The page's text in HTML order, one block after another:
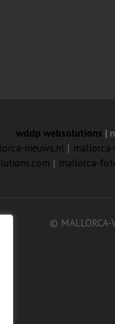
wddp websolutions |
nieuws.nl|
| mallorca-
© MALLORCA-